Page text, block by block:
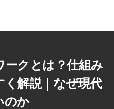
ークとは？仕組み
く解説｜なぜ現代
のか